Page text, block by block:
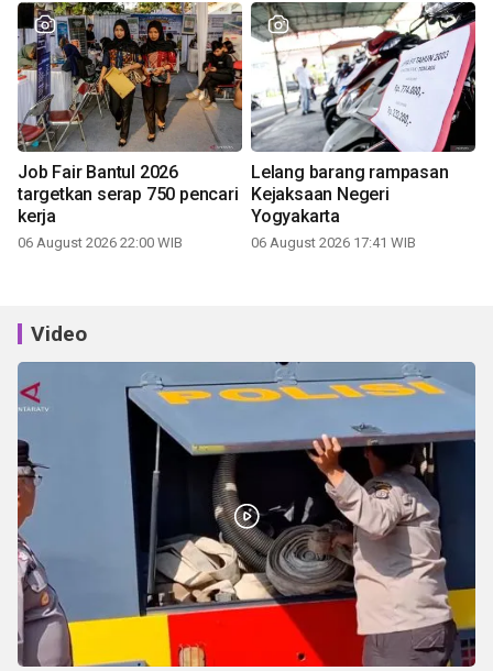
Job Fair Bantul 2026
targetkan serap 750 pencari
kerja
06 August 2026 22:00 WIB
Lelang barang rampasan
Kejaksaan Negeri
Yogyakarta
06 August 2026 17:41 WIB
Video